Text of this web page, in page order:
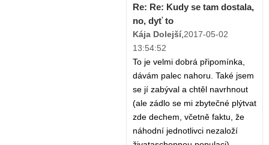
Re: Re: Kudy se tam dostala,
no, dyť to
Kája Dolejší,2017-05-02
13:54:52
To je velmi dobrá připomínka,
dávám palec nahoru. Také jsem
se jí zabýval a chtěl navrhnout
(ale zádlo se mi zbytečné plýtvat
zde dechem, včetně faktu, že
náhodní jednotlivci nezaloží